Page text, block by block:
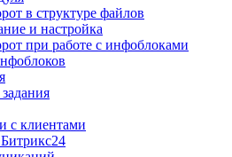
в структуре файлов
и настройка
при работе с инфоблоками
с клиентами